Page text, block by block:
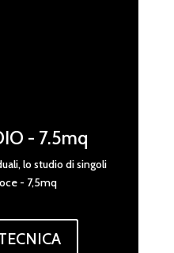
- 7.5mq
lo studio di singoli
- 7,5mq